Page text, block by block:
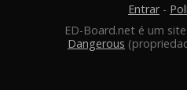
Entrar-
ED-Board.net é um
Dangerous